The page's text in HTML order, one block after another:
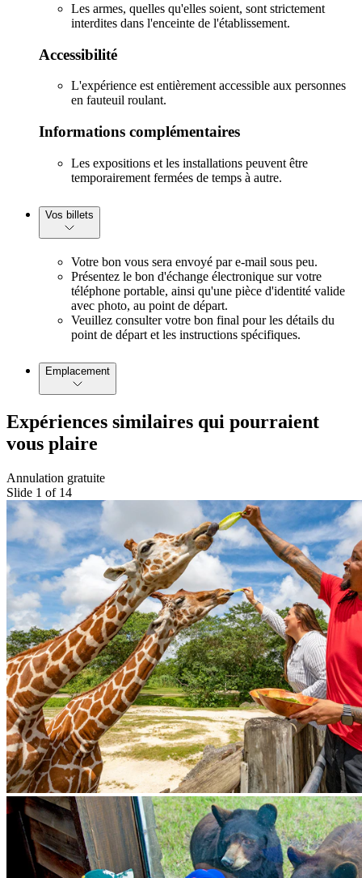
Les armes, quelles qu'elles soient, sont strictement
interdites dans l'enceinte de l'établissement.
Accessibilité
L'expérience est entièrement accessible aux personnes
en fauteuil roulant.
Informations complémentaires
Les expositions et les installations peuvent être
temporairement fermées de temps à autre.
Vos billets
Votre bon vous sera envoyé par e-mail sous peu.
Présentez le bon d'échange électronique sur votre
téléphone portable, ainsi qu'une pièce d'identité valide
avec photo, au point de départ.
Veuillez consulter votre bon final pour les détails du
point de départ et les instructions spécifiques.
Emplacement
Expériences similaires qui pourraient
vous plaire
Annulation gratuite
Slide 1 of 14